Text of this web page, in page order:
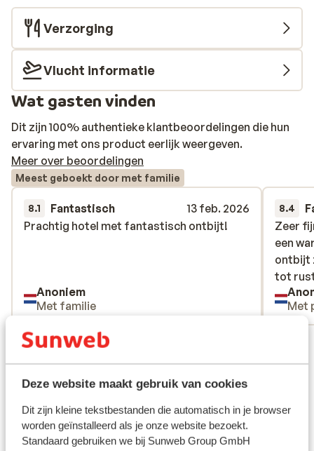
Deze website maakt gebruik van cookies
Dit zijn kleine tekstbestanden die automatisch in je browser
worden geïnstalleerd als je onze website bezoekt.
Standaard gebruiken we bij Sunweb Group GmbH
Verzorging
Vlucht informatie
Wat gasten vinden
Dit zijn 100% authentieke klantbeoordelingen die hun
ervaring met ons product eerlijk weergeven.
Meer over beoordelingen
Meest geboekt door met familie
8.1 Fantastisch
13 feb. 2026
Prachtig hotel met fantastisch ontbijt!
Prachtig hotel met fantastisch ontbijt!
Anoniem
Met familie
8.4
Zeer
een
ontbijt
tot
Zeer
een
ontbijt
tot
Met
Bekijk alle 2 ervaringen
Ligging
Bekijk op kaart